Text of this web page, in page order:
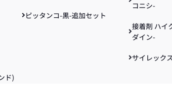
ド)
ピッタンコ-黒-追加セット
コニシ-
接着剤 ハイ
ダイン-
サイレック